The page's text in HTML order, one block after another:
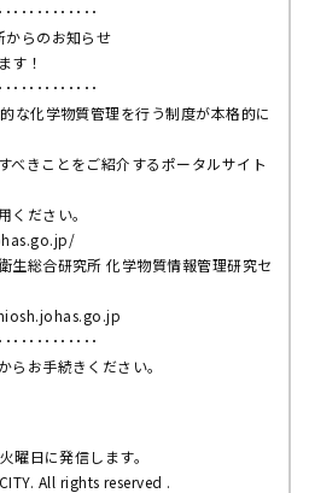
･･･････････
らのお知らせ
す！
･･･････････
な化学物質管理を行う制度が本格的に
べきことをご紹介するポータルサイト
ください。
生総合研究所 化学物質情報管理研究セ
･･･････････
お手続きください。
日に発信します。
All rights reserved .